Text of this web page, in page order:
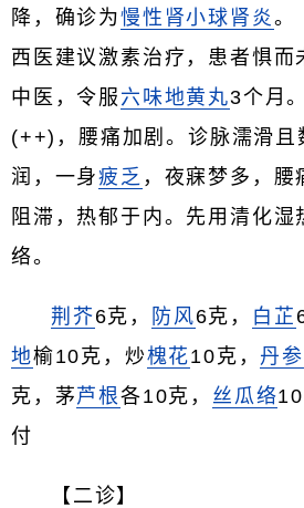
降，确诊为慢性肾小球肾炎 。
西医建议激素治疗，患者惧而
中医，令服 六味地黄丸3个月
(++)，腰痛加剧。诊脉濡滑且
润，一身疲乏 ，夜寐梦多，腰
阻滞，热郁于内。先用清化湿
络。
荆芥6克， 防风6克， 白芷
地榆10克，炒槐花10克， 丹参
克，茅芦根各10克， 丝瓜络10
付
【二诊】